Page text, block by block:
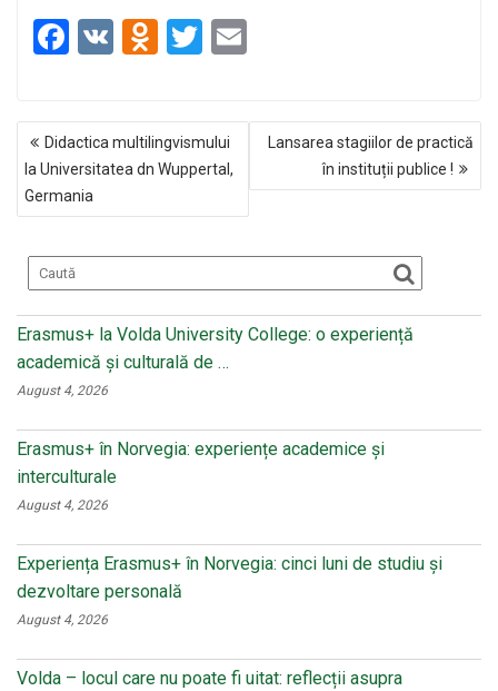
F
b
o
o
k
V
O
o
kl
a
ss
ni
ki
T
er
NAVIGARE
ÎN
ARTICOLE
Didactica multilingvismului
la Universitatea dn Wuppertal,
Germania
Lansarea stagiilor de practică
în instituții publice !
Erasmus+ la Volda University College: o experiență
academică și culturală de …
August 4, 2026
Erasmus+ în Norvegia: experiențe academice și
interculturale
August 4, 2026
Experiența Erasmus+ în Norvegia: cinci luni de studiu și
dezvoltare personală
August 4, 2026
Volda – locul care nu poate fi uitat: reflecții asupra